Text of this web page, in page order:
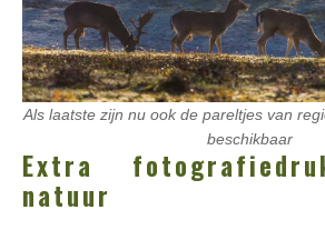
Als laatste zijn nu ook de pareltjes van
beschikbaar
Extra
natuur